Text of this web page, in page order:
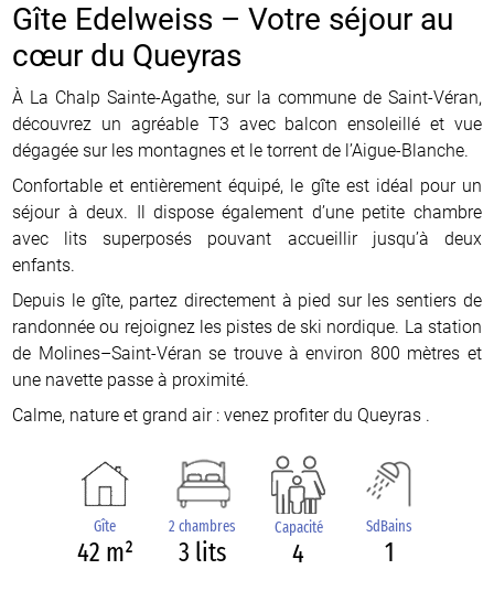
Gîte Edelweiss – Votre séjour au
cœur du Queyras
À La Chalp Sainte-Agathe, sur la commune de Saint-Véran,
découvrez un agréable T3 avec balcon ensoleillé et vue
dégagée sur les montagnes et le torrent de l’Aigue-Blanche.
Confortable et entièrement équipé, le gîte est idéal pour un
séjour à deux. Il dispose également d’une petite chambre
avec lits superposés pouvant accueillir jusqu’à deux
enfants.
Depuis le gîte, partez directement à pied sur les sentiers de
randonnée ou rejoignez les pistes de ski nordique. La station
de Molines–Saint-Véran se trouve à environ 800 mètres et
une navette passe à proximité.
Calme, nature et grand air : venez profiter du Queyras .
Gîte
42 m²
2 chambres
3 lits
Capacité
4
SdBains
1